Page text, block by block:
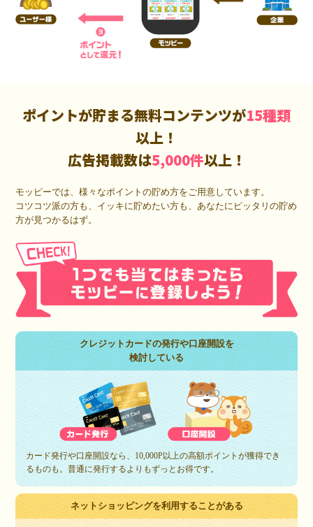
ポイントが貯まる無料コンテンツが15種類
以上！
広告掲載数は5,000件以上！
モッピーでは、様々なポイントの貯め方をご用意しています。
コツコツ派の方も、イッキに貯めたい方も、あなたにピッタリの貯め
方が見つかるはず。
クレジットカードの発行や口座開設を
検討している
カード発行や口座開設なら、10,000P以上の高額ポイントが獲得でき
るものも。普通に発行するよりもずっとお得です。
ネットショッピングを利用することがある